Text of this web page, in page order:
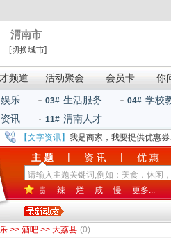
渭南市
[切换城市]
频道 活动聚会 会员卡 你
乐 03# 生活服务 04# 学校
讯 11# 渭南人才
【文字资讯】 我是商家，我要提供优惠
主 题 | 资 讯 | 优 惠
贵 辣 烂 咸 慢 更多...
>> 酒吧 >> 大荔县 (0)